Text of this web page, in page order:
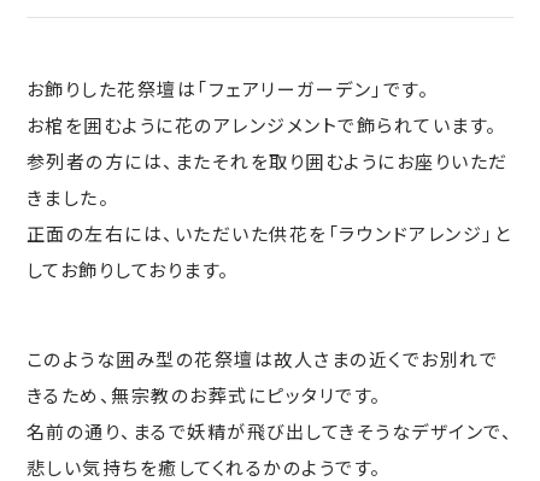
お飾りした花祭壇は「フェアリーガーデン」です。
お棺を囲むように花のアレンジメントで飾られています。
参列者の方には、またそれを取り囲むようにお座りいただ
きました。
正面の左右には、いただいた供花を「ラウンドアレンジ」と
してお飾りしております。
このような囲み型の花祭壇は故人さまの近くでお別れで
きるため、無宗教のお葬式にピッタリです。
名前の通り、まるで妖精が飛び出してきそうなデザインで、
悲しい気持ちを癒してくれるかのようです。